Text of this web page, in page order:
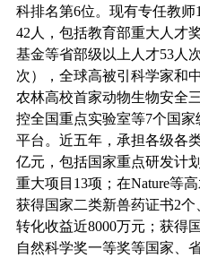
科排名第6位。现有专任教师
42 人，包括教育部重大人才
基金等省部级以上人才53人
次），全球高被引科学家和
农林高校首家动物生物安全
控全国重点实验室等7个国家
平台。近五年， 承担各级各
亿元，包括国家重点研发计
重大项目 13项；在Nature等高
获得国家二类新兽药证书2个
转化收益近8000万元 ； 获得
自然科学奖一等奖等国家、